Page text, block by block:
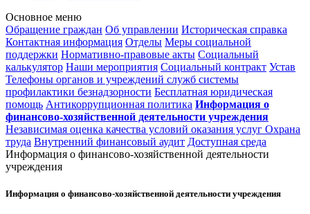
Основное меню
Обращение граждан Об управлении Историческая справка
Контактная информация Отделы Меры социальной
поддержки Нормативно-правовые акты Социальный
калькулятор Наши мероприятия Социальный контракт Устав
Телефоны органов и учреждений служб системы
профилактики безнадзорности Бесплатная юридическая
помощь Антикоррупционная политика Информация о
финансово-хозяйственной деятельности учреждения
Независимая оценка качества условий оказания услуг Охрана
труда Внутренний финансовый аудит Доступная среда
Информация о финансово-хозяйственной деятельности
учреждения
Информация о финансово-хозяйственной деятельности учреждения